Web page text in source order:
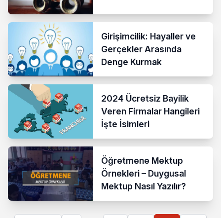
Girişimcilik: Hayaller ve
Gerçekler Arasında
Denge Kurmak
2024 Ücretsiz Bayilik
Veren Firmalar Hangileri
İşte İsimleri
Öğretmene Mektup
Örnekleri – Duygusal
Mektup Nasıl Yazılır?